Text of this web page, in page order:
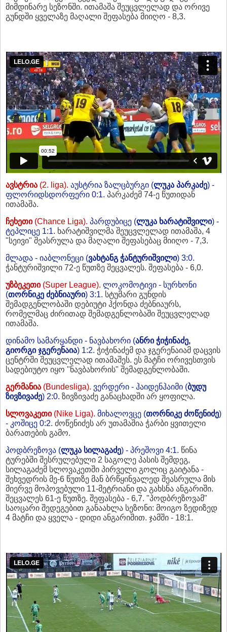
მიმდინარე სეზონში. ითამაშა შეუცვლელად და ორივე
გუნდში ყველაზე მაღალი შეფასება მიიღო - 8,3.
ავსტრია (2. liga). აუსტრია ზალცბურგი (ლუკა პარკაძე) -
ფლორიდსდორფერი 0:1. პარკაძემ 74-ე წუთიდან
ითამაშა.
ჩეხეთი (Chance Liga). პარდუბიცე (ლუკა ხარატიშვილი) -
ტეპლიცე 1:1. ხარატიშვილმა შეუცვლელად ითამაშა, 4
"სეივი" შეასრულა და მაღალი შეფასებაც მიიღო - 7,3.
მლადა - იაბლონეცი (ვახტანგ ჭანტურიშვილი) 3:0.
ჭანტურიშვილი 72-ე წუთზე შეცვალეს. შეფასება - 6,0.
უზბეკეთი (Super League). ლოკომოტივი - სურხონი
(თორნიკე ძებნიაური) 3:1. სტუმარი გუნდის
შემადგენლობაში დებიუტი ჰქონდა ძებნიაურს,
რომელმაც ძირითად შემადგენლობაში შეუცვლელად
ითამაშა.
დინამო სამარყანდი - ნავბახორი (ანრი ჭიჭინაძე,
გიორგი ჯგერენაია) 1:2. ჭიჭინაძემ და ჯგერენაიამ დაცვის
ცენტრში შეუცვლელად ითამაშეს. ეს მატჩი ორივესთვის
სადებიუტო იყო "ნავბახორის" შემადგენლობაში.
გერმანია (Bundesliga). ვერდერი - ჰაიდენჰაიმი (ბუდუ
ზივზივაძე) 2:0. ზივზივაძე განაცხადში არ ყოფილა.
სლოვაკეთი (Nike Liga). მიხალოვცე (თორნიკე ძოწენიძე)
- კოშიცე 0:2. ძოწენიძეს არ უთამაშია ჭარბი ყვითელი
ბარათების გამო.
პოდბრეზოვა (ლუკა სილაგაძე) - პრეშოვი 4:1. წინა
ტურებში შესრულებული 2 საგოლე პასის შემდეგ,
სილაგაძემ სლოვაკეთში პირველი გოლიც გაიტანა -
შეხვედრის მე-6 წუთზე მან ბრწყინვალედ შეასრულა მის
მიერვე მოპოვებული 11-მეტრიანი და გახსნა ანგარიში.
შეცვალეს 61-ე წუთზე. შეფასება - 6,7. "პოდბრეზოვამ"
საოცარი შედეგებით განაახლა სეზონი: მოიგო ზედიზედ
4 მატჩი და ყველა - დიდი ანგარიშით. ჯამში - 18:1.